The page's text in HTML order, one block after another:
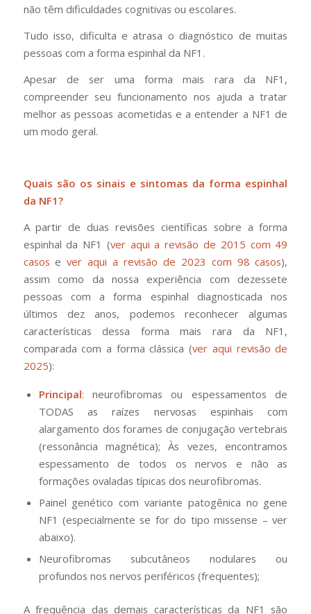
não têm dificuldades cognitivas ou escolares.
Tudo isso, dificulta e atrasa o diagnóstico de muitas
pessoas com a forma espinhal da NF1.
Apesar de ser uma forma mais rara da NF1,
compreender seu funcionamento nos ajuda a tratar
melhor as pessoas acometidas e a entender a NF1 de
um modo geral.
Quais são os sinais e sintomas da forma espinhal
da NF1?
A partir de duas revisões científicas sobre a forma
espinhal da NF1 (ver aqui a revisão de 2015 com 49
casos ever aqui a revisão de 2023 com 98 casos),
assim como da nossa experiência com dezessete
pessoas com a forma espinhal diagnosticada nos
últimos dez anos, podemos reconhecer algumas
características dessa forma mais rara da NF1,
comparada com a forma clássica (ver aqui revisão de
2025):
Principal: neurofibromas ou espessamentos de
TODAS as raízes nervosas espinhais com
alargamento dos forames de conjugação vertebrais
(ressonância magnética); Às vezes, encontramos
espessamento de todos os nervos e não as
formações ovaladas típicas dos neurofibromas.
Painel genético com variante patogênica no gene
NF1 (especialmente se for do tipomissense – ver
abaixo).
Neurofibromas subcutâneos nodulares ou
profundos nos nervos periféricos (frequentes);
A frequência das demais características da NF1 são